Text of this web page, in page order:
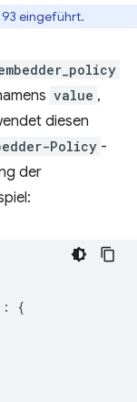
93 eingeführt.
value ,
diesen
Policy -
der
:
{